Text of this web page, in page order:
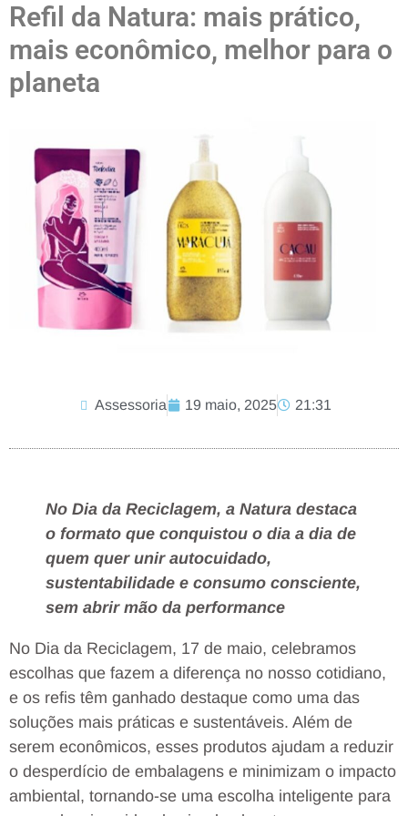
Refil da Natura: mais prático,
mais econômico, melhor para o
planeta
Assessoria 19 maio, 2025 21:31
No Dia da Reciclagem, a Natura destaca
o formato que conquistou o dia a dia de
quem quer unir autocuidado,
sustentabilidade e consumo consciente,
sem abrir mão da performance
No Dia da Reciclagem, 17 de maio, celebramos
escolhas que fazem a diferença no nosso cotidiano,
e os refis têm ganhado destaque como uma das
soluções mais práticas e sustentáveis. Além de
serem econômicos, esses produtos ajudam a reduzir
o desperdício de embalagens e minimizam o impacto
ambiental, tornando-se uma escolha inteligente para